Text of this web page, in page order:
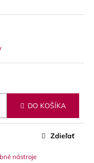
DO KOŠÍKA
nástroje
Zdieľať